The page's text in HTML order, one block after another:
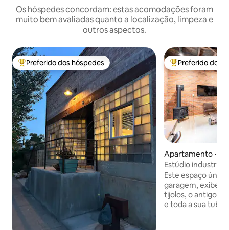
Os hóspedes concordam: estas acomodações foram
muito bem avaliadas quanto a localização, limpeza e
outros aspectos.
Entre os melhores preferidos dos hóspedes
Preferido dos hóspedes Entre os
Preferido dos
Apartamento ⋅
Estúdio industrial
perto de UW
Este espaço
garagem, exibe
tijolos, o antigo
e toda a sua